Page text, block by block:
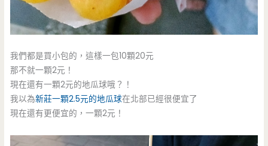
我們都是買小包的，這樣一包10顆20元
那不就一顆2元！
現在還有一顆2元的地瓜球哦？！
我以為新莊一顆2.5元的地瓜球在北部已經很便宜了
現在還有更便宜的，一顆2元！